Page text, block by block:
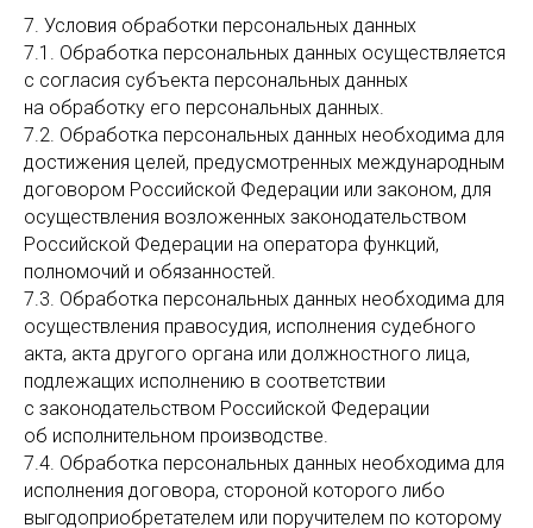
7. Условия обработки персональных данных
7.1. Обработка персональных данных осуществляется
с согласия субъекта персональных данных
на обработку его персональных данных.
7.2. Обработка персональных данных необходима для
достижения целей, предусмотренных международным
договором Российской Федерации или законом, для
осуществления возложенных законодательством
Российской Федерации на оператора функций,
полномочий и обязанностей.
7.3. Обработка персональных данных необходима для
осуществления правосудия, исполнения судебного
акта, акта другого органа или должностного лица,
подлежащих исполнению в соответствии
с законодательством Российской Федерации
об исполнительном производстве.
7.4. Обработка персональных данных необходима для
исполнения договора, стороной которого либо
выгодоприобретателем или поручителем по которому